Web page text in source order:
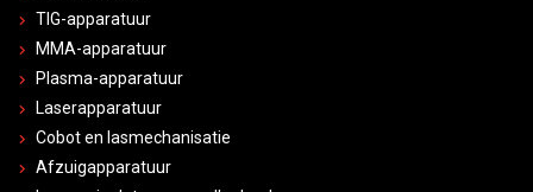
TIG-apparatuur
MMA-apparatuur
Plasma-apparatuur
Laserapparatuur
Cobot en lasmechanisatie
Afzuigapparatuur